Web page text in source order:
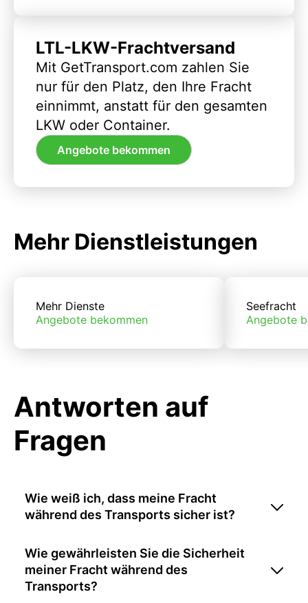
LTL-LKW-Frachtversand
Mit GetTransport.com zahlen Sie
nur für den Platz, den Ihre Fracht
einnimmt, anstatt für den gesamten
LKW oder Container.
Angebote bekommen
Mehr Dienstleistungen
Mehr Dienste
Angebote bekommen
Seefracht
Angebote
Antworten auf
Fragen
Wie weiß ich, dass meine Fracht
während des Transports sicher ist?
Wie gewährleisten Sie die Sicherheit
meiner Fracht während des
Transports?